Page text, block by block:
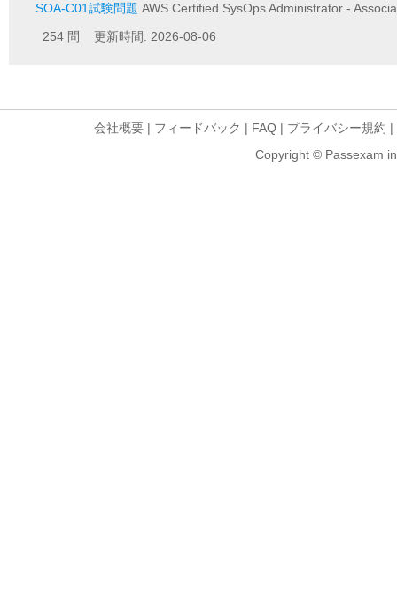
SOA-C01試験問題 AWS Certified SysOps Administrator -
254 問 更新時間: 2026-08-06
会社概要 | フィードバック | FAQ | プライバシー規約 |
Copyright © Passexam